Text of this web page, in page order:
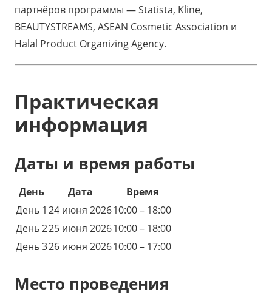
партнёров программы — Statista, Kline,
BEAUTYSTREAMS, ASEAN Cosmetic Association и
Halal Product Organizing Agency.
Практическая
информация
Даты и время работы
День Дата
Время
День 1 24 июня 202610:00 – 18:00
День 225 июня 202610:00 – 18:00
День 326 июня 202610:00 – 17:00
Место проведения